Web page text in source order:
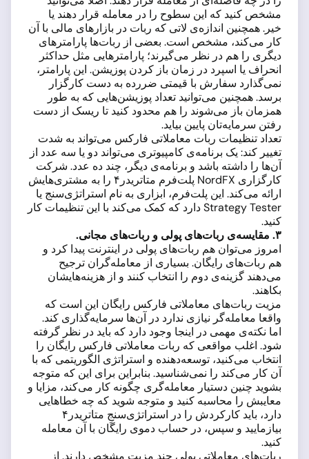
مشخص کنید که این سطوح را در معامله قرار دهند یا
خیر. همچنین اندازه‌ی لاتی که ربات در بازارهای مالی با آن
کار می‌کند، مشخص است. بعضی از ربات‌ها پارامترهای
دیگری را هم در نظر می‌گیرند؛ پارامترهایی مثل حداکثر
انحراف یا اسپرد در زمان باز کردن پوزیشن. این پارامتر،
نمی‌گذارد سفارش با قیمتی ضررده به دست کارگزار
برسد. همچنین می‌توانید تعداد پوزیشن‌هایی که به طور
همزمان باز می‌شوند را هم محدود کنید تا ریسک از دست
رفتن سرمایه‌تان پایین بیاید.
تعداد تنظیمات ربات معاملاتی فارکس می‌تواند به شدت
تغییر کند: یک برنامه‌ی کامپیوتری می‌تواند دو یا سه عدد از
آن‌ها را داشته باشد و برنامه‌ی دیگر، چند ده عدد. شرکت
کارگزاری NordFX پلت‌فرم متاتریدر۴ را به مشتری‌هایش
ارائه می‌کند. این پلت‌فرم، ابزاری به نام استراتژی‌سنج یا
Strategy Tester دارد که کمک می‌کند با این تنظیمات کار
کنید.
۳. مقایسه‌ی ربات‌های پولی و ربات‌های مجانی.
امروز می‌توان هم ربات‌های پولی در اینترنت پیدا کرد و
هم ربات‌های رایگان. بسیاری از معامله‌گران ترجیح
می‌دهند گزینه‌ی دوم را انتخاب کنند و از هزینه‌هایشان
بکاهند.
مزیت ربات‌های معاملاتی فارکس رایگان این است که
واقعا معامله‌گر نیازی ندارد در آن‌ها سرمایه‌گذاری کند.
اما نکته‌ی مهمی در اینجا وجود دارد که باید در نظر گرفته
شود. اغلب مواقعی که ربات معاملاتی فارکس رایگان را
انتخاب می‌کنید، توسعه‌دهنده و استراتژی الگوریتمی که با
آن کار می‌کند را نمی‌شناسید. بنابراین برای این که متوجه
بشوید چنین دستیار معامله‌گری چگونه کار می‌کند، مزایا و
معایبش را محاسبه کنید و متوجه شوید که چه خطاهایی
دارد، باید کارکردش را در استراتژی‌سنجِ متاتریدر۴
بیازمایید و سپس، در حساب دموی رایگان با آن معامله
کنید.
ربات‌های معاملاتی پولی چند مزیت مشخص دارند. از